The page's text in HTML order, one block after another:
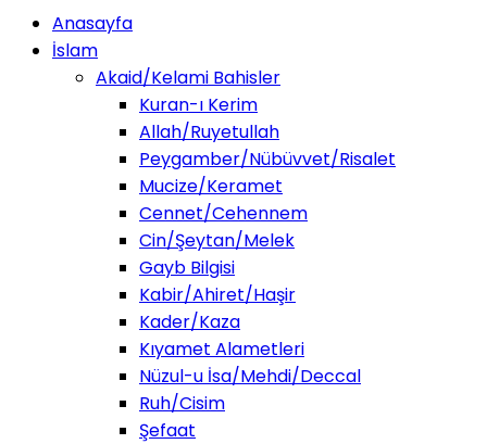
Anasayfa
İslam
Akaid/Kelami Bahisler
Kuran-ı Kerim
Allah/Ruyetullah
Peygamber/Nübüvvet/Risalet
Mucize/Keramet
Cennet/Cehennem
Cin/Şeytan/Melek
Gayb Bilgisi
Kabir/Ahiret/Haşir
Kader/Kaza
Kıyamet Alametleri
Nüzul-u İsa/Mehdi/Deccal
Ruh/Cisim
Şefaat